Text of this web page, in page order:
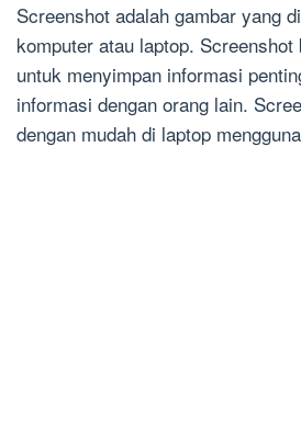
Screenshot adalah gambar yang
komputer atau laptop.
untuk menyimpan informasi
informasi dengan orang lain.
dengan mudah di laptop